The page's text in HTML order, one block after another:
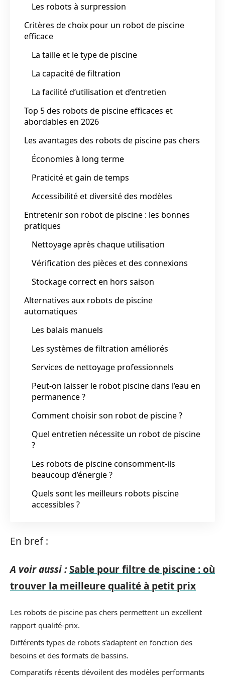
Les robots à surpression
Critères de choix pour un robot de piscine
efficace
La taille et le type de piscine
La capacité de filtration
La facilité d’utilisation et d’entretien
Top 5 des robots de piscine efficaces et
abordables en 2026
Les avantages des robots de piscine pas chers
Économies à long terme
Praticité et gain de temps
Accessibilité et diversité des modèles
Entretenir son robot de piscine : les bonnes
pratiques
Nettoyage après chaque utilisation
Vérification des pièces et des connexions
Stockage correct en hors saison
Alternatives aux robots de piscine
automatiques
Les balais manuels
Les systèmes de filtration améliorés
Services de nettoyage professionnels
Peut-on laisser le robot piscine dans l’eau en
permanence ?
Comment choisir son robot de piscine ?
Quel entretien nécessite un robot de piscine
?
Les robots de piscine consomment-ils
beaucoup d’énergie ?
Quels sont les meilleurs robots piscine
accessibles ?
En bref :
A voir aussi :Sable pour filtre de piscine : où
trouver la meilleure qualité à petit prix
Les robots de piscine pas chers permettent un excellent
rapport qualité-prix.
Différents types de robots s’adaptent en fonction des
besoins et des formats de bassins.
Comparatifs récents dévoilent des modèles performants